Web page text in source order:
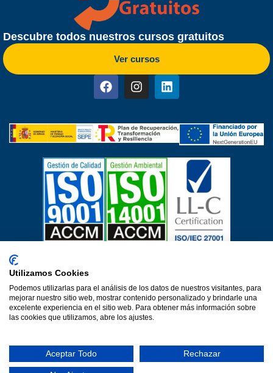
Descubre todos nuestros cursos gratuitos
Ver cursos
Aviso LegalPolítica de privacidad
Política de calidadProtección de datos
Declaración de accesibilidad
© 2026·Ver 1.0·Formacion Para el Desarrollo e Insercion S.L.
(DEFOIN)
Utilizamos Cookies
Podemos utilizarlas para el análisis de los datos de nuestros visitantes, para
mejorar nuestro sitio web, mostrar contenido personalizado y brindarle una
excelente experiencia en el sitio web. Para obtener más información sobre
las cookies que utilizamos, abre los ajustes.
Aceptar Todo Rechazar